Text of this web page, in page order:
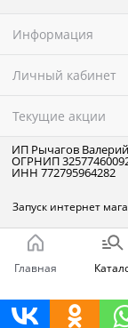
Информация
Личный кабинет
Текущие акции
ИП Рычагов
ОГРНИП
ИНН 772795964282
Запуск интернет
Главная